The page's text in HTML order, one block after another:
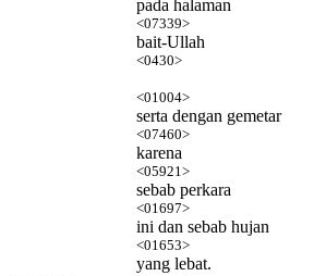
pada halaman
<07339>
bait-Ullah
<0430>
<01004>
serta dengan gemetar
<07460>
karena
<05921>
sebab perkara
<01697>
ini dan sebab hujan
<01653>
yang lebat.